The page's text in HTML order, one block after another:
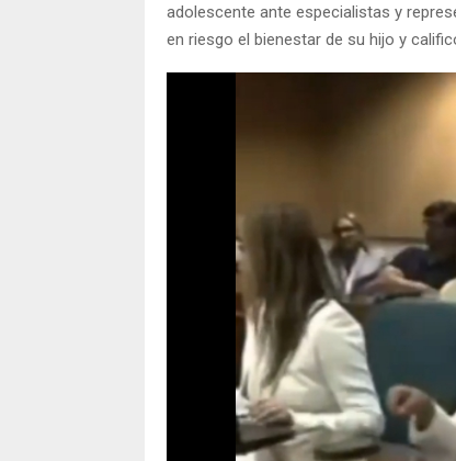
adolescente ante especialistas y
en riesgo el bienestar de su hijo y